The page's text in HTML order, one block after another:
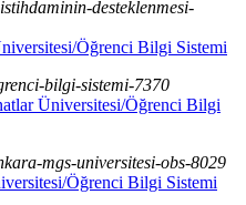
desteklenmesi-
Öğrenci Bilgi Sistemi
bilgi-sistemi-7370
Üniversitesi/Öğrenci Bilgi
mgs-universitesi-obs-8029
Öğrenci Bilgi Sistemi